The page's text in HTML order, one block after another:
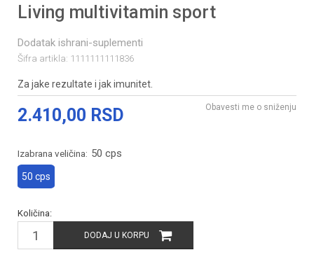
Living multivitamin sport
Dodatak ishrani-suplementi
Šifra artikla: 1111111111836
Za jake rezultate i jak imunitet.
2.410,00 RSD Obavesti me o sniženju
Izabrana veličina: 50 cps
50 cps
Količina:
DODAJ U KORPU